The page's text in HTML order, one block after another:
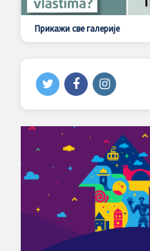
Прикажи све галерије